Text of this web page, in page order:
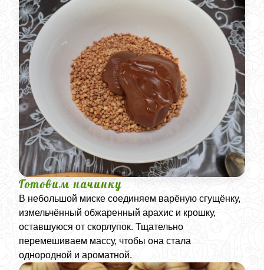
Готовим начинку
В небольшой миске соединяем варёную сгущёнку,
измельчённый обжаренный арахис и крошку,
оставшуюся от скорлупок. Тщательно
перемешиваем массу, чтобы она стала
однородной и ароматной.